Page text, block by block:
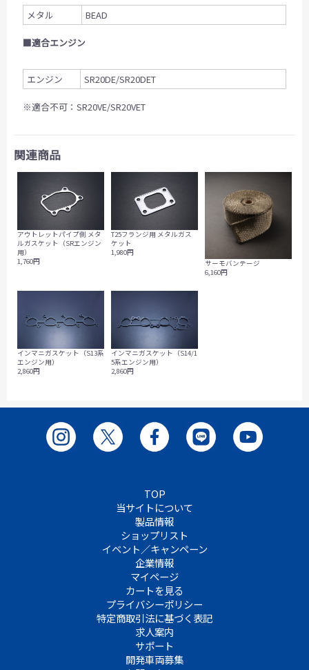
メタル BEAD
■適合エンジン
エンジン SR20DE/SR20DET
※適合不可：SR20VE/SR20VET
関連商品
アウトレットパイプ側 メタ
ルガスケット（SRエンジン
用）
1,760円
T25フランジ用 メタルガス
ケット
1,980円
サーモバンテージ
6,160円
インマニガスケット（S13系
エンジン用）
2,860円
インマニガスケット（S14/1
5系エンジン用）
2,860円
TOP
当サイトについて
製品情報
ショップリスト
イベント／キャンペーン
企業情報
マイページ
カートを見る
プライバシーポリシー
特定商取引法に基づく表記
求人案内
サポート
開発車両募集